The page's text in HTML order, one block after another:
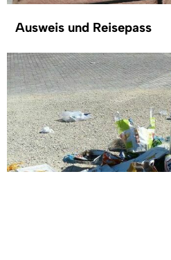
Ausweis und Reisepass